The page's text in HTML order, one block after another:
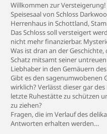
Willkommen zur
Speisesaal von Schloss
Herrenhaus in Schottland,
Das Schloss soll versteigert
nicht mehr finanzierbar.
Was ist dran an der
Schatz mitsamt seiner
Liebhaber in den Gemäuern
Gibt es den sagenumwobenen
wirklich? Verlässt dieser gar
letzte Ruhestätte zu schützen
zu ziehen?
Fragen, die im Verlauf des
Antworten erhalten werden…